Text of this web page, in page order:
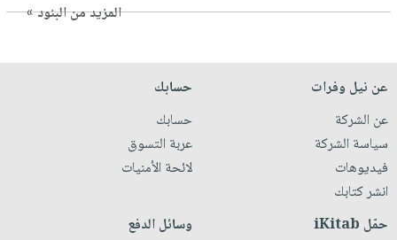
المزيد من البنود »
عن نيل وفرات
عن الشركة
سياسة الشركة
فيديوهات
انشر كتابك
حسابك
حسابك
عربة التسوق
لائحة الأمنيات
حمّل iKitab وسائل الدفع